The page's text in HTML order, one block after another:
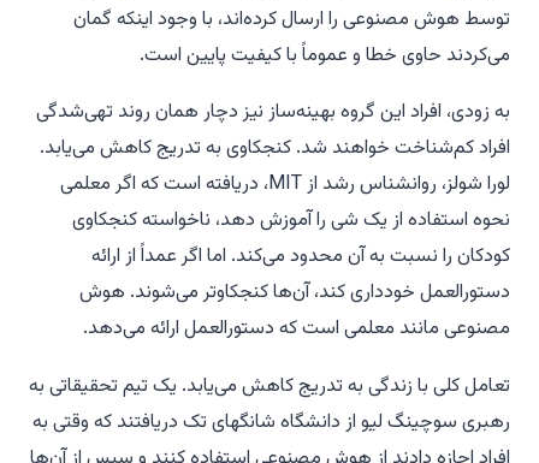
توسط هوش مصنوعی را ارسال کرده‌اند، با وجود اینکه گمان
می‌کردند حاوی خطا و عموماً با کیفیت پایین است.
به زودی، افراد این گروه بهینه‌ساز نیز دچار همان روند تهی‌شدگی
افراد کم‌شناخت خواهند شد. کنجکاوی به تدریج کاهش می‌یابد.
لورا شولز، روانشناس رشد از MIT، دریافته است که اگر معلمی
نحوه استفاده از یک شی را آموزش دهد، ناخواسته کنجکاوی
کودکان را نسبت به آن محدود می‌کند. اما اگر عمداً از ارائه
دستورالعمل خودداری کند، آن‌ها کنجکاوتر می‌شوند. هوش
مصنوعی مانند معلمی است که دستورالعمل ارائه می‌دهد.
تعامل کلی با زندگی به تدریج کاهش می‌یابد. یک تیم تحقیقاتی به
رهبری سوچینگ لیو از دانشگاه شانگهای تک دریافتند که وقتی به